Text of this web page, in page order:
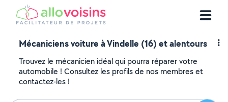
Mécaniciens voiture à Vindelle (16) et alentours
Trouvez le mécanicien idéal qui pourra réparer votre
automobile ! Consultez les profils de nos membres et
contactez-les !